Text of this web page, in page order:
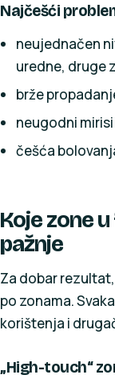
Najčešći
neujednačen
uredne, druge
brže
neugodni
češća
Koje zone
pažnje
Za dobar
po zonama.
korištenja i
„High-touch“